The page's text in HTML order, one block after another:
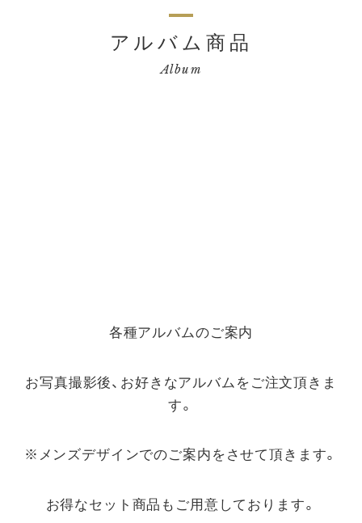
アルバム商品
Album
各種アルバムのご案内
お写真撮影後、お好きなアルバムをご注文頂きま
す。
※メンズデザインでのご案内をさせて頂きます。
お得なセット商品もご用意しております。